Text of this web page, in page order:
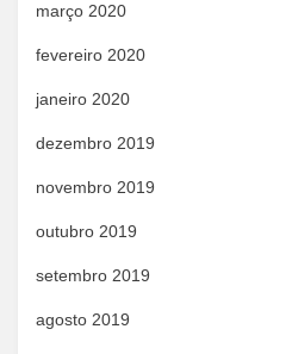
março 2020
fevereiro 2020
janeiro 2020
dezembro 2019
novembro 2019
outubro 2019
setembro 2019
agosto 2019